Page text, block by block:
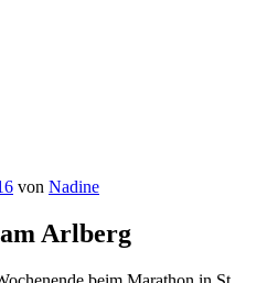
von Nadine
Arlberg